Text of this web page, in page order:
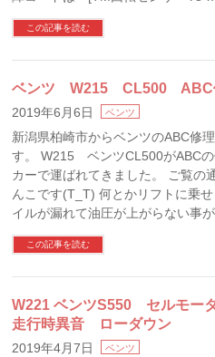
この記事を読む
ベンツ W215 CL500 ABC
2019年6月6日 ベンツ
新潟県柏崎市からベンツのABC修
す。 W215 ベンツCL500がABCの
カーで運ばれてきました。 ご覧の
んこです(T_T) 何とかリフトに乗
イルが漏れて油圧が上がらない事
この記事を読む
W221 ベンツS550 セルモー
走行時異音 ローダウン
2019年4月7日 ベンツ